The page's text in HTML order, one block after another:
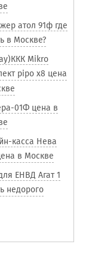
атол 91ф где
в Москве?
Mikro
pipo x8 цена
01Ф цена в
касса Нева
в Москве
ЕНВД Агат 1
недорого